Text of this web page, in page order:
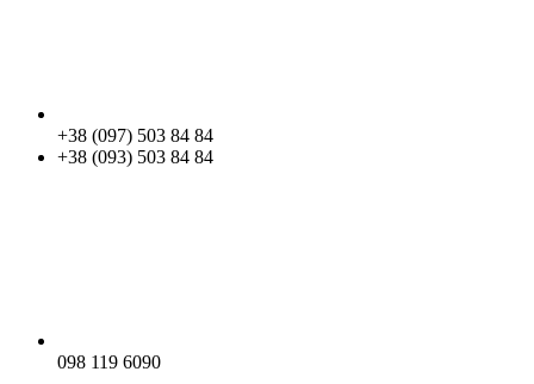
+38 (097) 503 84 84
+38 (093) 503 84 84
098 119 6090